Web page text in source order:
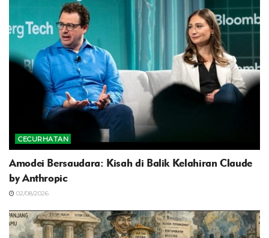
CECURHATAN
Amodei Bersaudara: Kisah di Balik Kelahiran Claude
by Anthropic
02/08/2026